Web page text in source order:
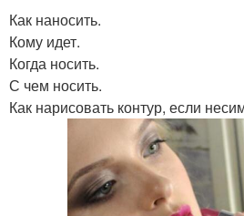
Как наносить.
Кому идет.
Когда носить.
С чем носить.
Как нарисовать контур, если